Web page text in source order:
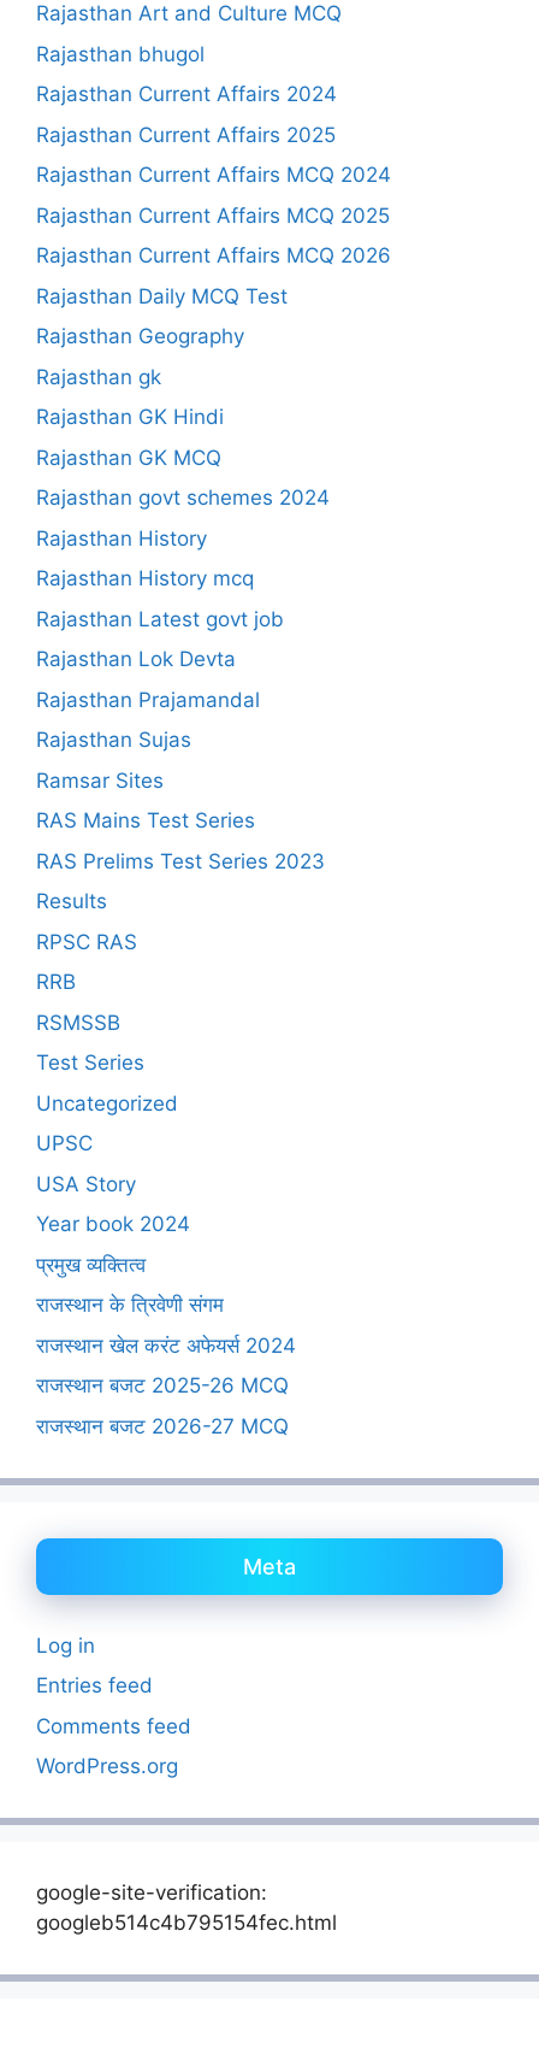
Rajasthan Art and Culture MCQ
Rajasthan bhugol
Rajasthan Current Affairs 2024
Rajasthan Current Affairs 2025
Rajasthan Current Affairs MCQ 2024
Rajasthan Current Affairs MCQ 2025
Rajasthan Current Affairs MCQ 2026
Rajasthan Daily MCQ Test
Rajasthan Geography
Rajasthan gk
Rajasthan GK Hindi
Rajasthan GK MCQ
Rajasthan govt schemes 2024
Rajasthan History
Rajasthan History mcq
Rajasthan Latest govt job
Rajasthan Lok Devta
Rajasthan Prajamandal
Rajasthan Sujas
Ramsar Sites
RAS Mains Test Series
RAS Prelims Test Series 2023
Results
RPSC RAS
RRB
RSMSSB
Test Series
Uncategorized
UPSC
USA Story
Year book 2024
प्रमुख व्यक्तित्व
राजस्थान के त्रिवेणी संगम
राजस्थान खेल करंट अफेयर्स 2024
राजस्थान बजट 2025-26 MCQ
राजस्थान बजट 2026-27 MCQ
Meta
Log in
Entries feed
Comments feed
WordPress.org
google-site-verification:
googleb514c4b795154fec.html